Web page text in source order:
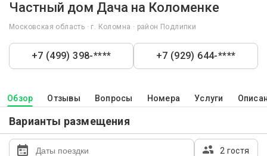
Частный дом Дача на Коломенке
Московская область · г. Коломна · район Подлипки
+7 (499) 398-**** +7 (929) 644-****
Обзор Отзывы Вопросы Номера Услуги
Варианты размещения
2 гостя